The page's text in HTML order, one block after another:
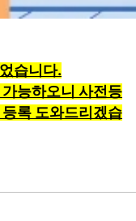
습니다.
능하오니 사전등
록 도와드리겠습